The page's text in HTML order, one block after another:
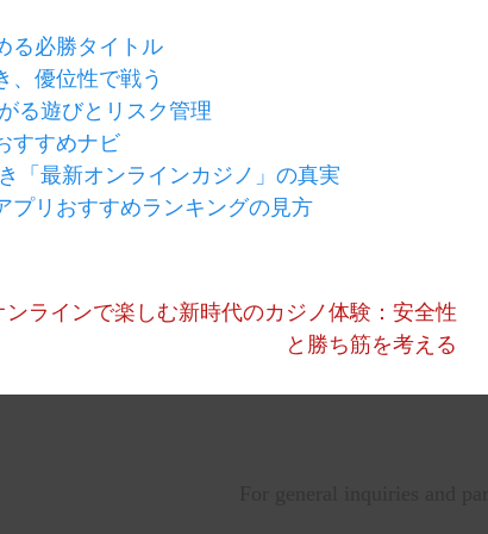
る必勝タイトル
、優位性で戦う
る遊びとリスク管理
すすめナビ
「最新オンラインカジノ」の真実
プリおすすめランキングの見方
ンラインで楽しむ新時代のカジノ体験：安全性
と勝ち筋を考える